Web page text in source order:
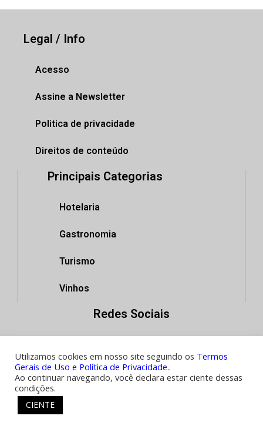
Legal / Info
Acesso
Assine a Newsletter
Politica de privacidade
Direitos de conteúdo
Principais Categorias
Hotelaria
Gastronomia
Turismo
Vinhos
Redes Sociais
Copyright 2021: Editora GPHR
Utilizamos cookies em nosso site seguindo os Termos
Gerais de Uso e Política de Privacidade..
Ao continuar navegando, você declara estar ciente dessas
condições.
CIENTE